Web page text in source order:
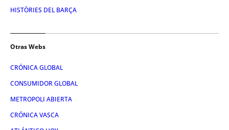
HISTÒRIES DEL BARÇA
Otras Webs
CRÓNICA GLOBAL
CONSUMIDOR GLOBAL
METROPOLI ABIERTA
CRÓNICA VASCA